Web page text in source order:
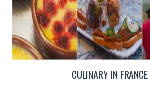
CULINARY IN FRANCE